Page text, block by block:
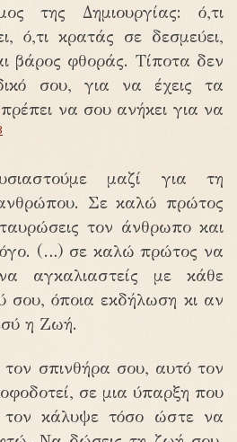
της Δημιουργίας: ό,τι
ό,τι κρατάς σε δεσμεύει,
βάρος φθοράς. Τίποτα δεν
σου, για να έχεις τα
να σου ανήκει για να
μαζί για τη
Σε καλώ πρώτος
τον άνθρωπο και
(…) σε καλώ πρώτος να
αγκαλιαστείς με κάθε
σου, όποια εκδήλωση κι αν
η Ζωή.
σπινθήρα σου, αυτό τον
σε μια ύπαρξη που
τον κάλυψε τόσο ώστε να